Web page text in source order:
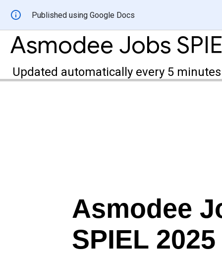
Published using Google Docs
Asmodee Jobs
Updated automatically every 5 minutes
Asmodee
SPIEL 2025